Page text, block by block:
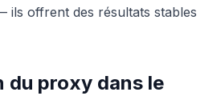
ils offrent des résultats stables
du proxy dans le